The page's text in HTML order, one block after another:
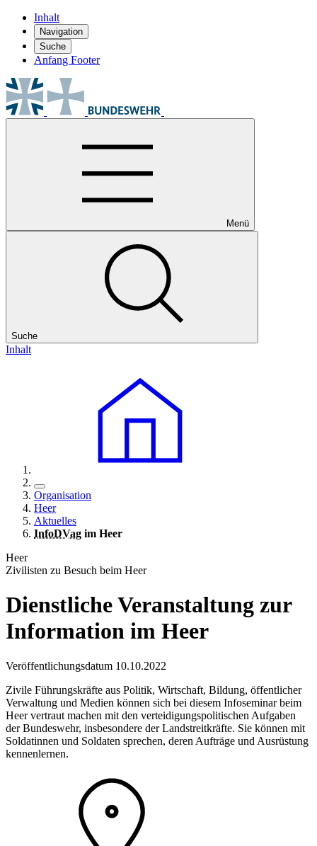
Inhalt
Navigation
Suche
Anfang Footer
Menü
Suche
Inhalt
Organisation
Heer
Aktuelles
InfoDVag im Heer
Heer
Zivilisten zu Besuch beim Heer
Dienstliche Veranstaltung zur
Information im Heer
Veröffentlichungsdatum 10.10.2022
Zivile Führungskräfte aus Politik, Wirtschaft, Bildung, öffentlicher
Verwaltung und Medien können sich bei diesem Infoseminar beim
Heer vertraut machen mit den verteidigungspolitischen Aufgaben
der Bundeswehr, insbesondere der Landstreitkräfte. Sie können mit
Soldatinnen und Soldaten sprechen, deren Aufträge und Ausrüstung
kennenlernen.